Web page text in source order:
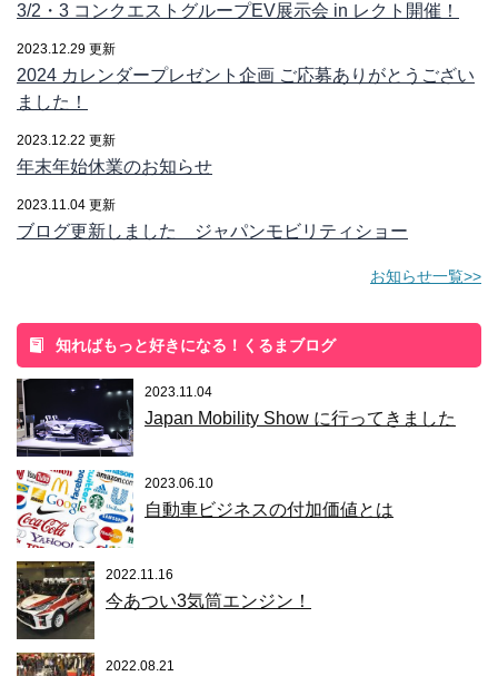
3/2・3 コンクエストグループEV展示会 in レクト開催！
2023.12.29 更新
2024 カレンダープレゼント企画 ご応募ありがとうござい
ました！
2023.12.22 更新
年末年始休業のお知らせ
2023.11.04 更新
ブログ更新しました ジャパンモビリティショー
お知らせ一覧>>
知ればもっと好きになる！くるまブログ
2023.11.04
Japan Mobility Show に行ってきました
2023.06.10
自動車ビジネスの付加価値とは
2022.11.16
今あつい3気筒エンジン！
2022.08.21